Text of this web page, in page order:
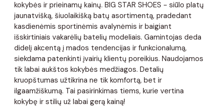
kokybės ir prieinamų kainų. BIG STAR SHOES - siūlo platų
jaunatvišką, šiuolaikišką batų asortimentą, pradedant
kasdienėmis sportinėmis avalynėmis ir baigiant
išskirtiniais vakarėlių batelių modeliais. Gamintojas deda
didelį akcentą į mados tendencijas ir funkcionalumą,
siekdama patenkinti įvairių klientų poreikius. Naudojamos
tik labai aukštos kokybės medžiagos. Detalių
kruopštumas užtikrina ne tik komfortą, bet ir
ilgaamžiškumą. Tai pasirinkimas tiems, kurie vertina
kokybę ir stilių už labai gerą kainą!